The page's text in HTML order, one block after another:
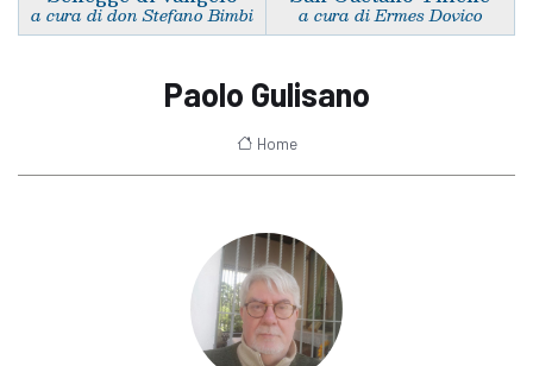
a cura di don Stefano Bimbi a cura di Ermes Dovico
Paolo Gulisano
Home